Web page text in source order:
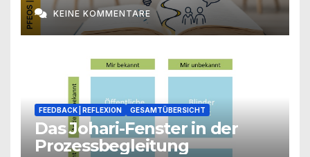
KEINE KOMMENTARE
FEEDBACK | REFLEXION GESAMTÜBERSICHT
Das Johari-Fenster in der
Prozessbegleitung